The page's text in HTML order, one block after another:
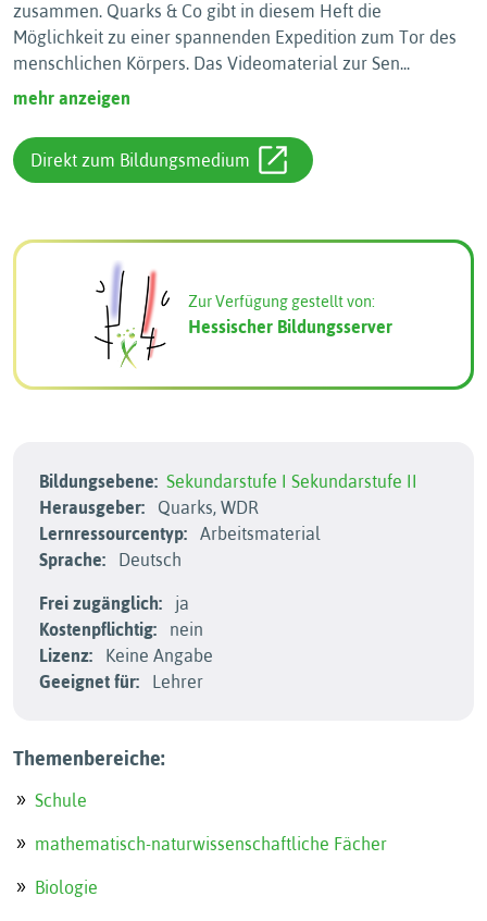
zusammen. Quarks & Co gibt in diesem Heft die
Möglichkeit zu einer spannenden Expedition zum Tor des
menschlichen Körpers. Das Videomaterial zur Sen...
mehr anzeigen
Direkt zum Bildungsmedium
Zur Verfügung gestellt von:
Hessischer Bildungsserver
Bildungsebene: Sekundarstufe I Sekundarstufe II
Herausgeber:
Quarks, WDR
Lernressourcentyp:
Arbeitsmaterial
Sprache:
Deutsch
Frei zugänglich:
ja
Kostenpflichtig:
nein
Lizenz:
Keine Angabe
Geeignet für:
Lehrer
Themenbereiche:
Schule
mathematisch-naturwissenschaftliche Fächer
Biologie